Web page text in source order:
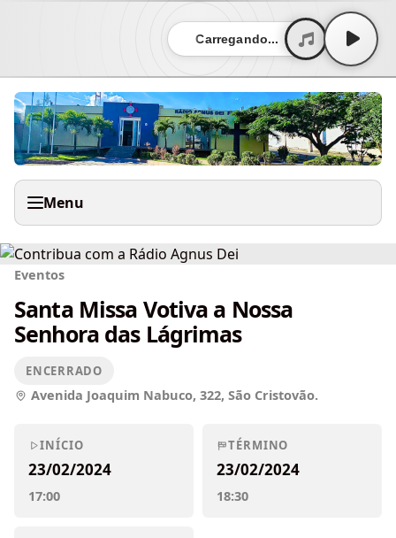
Carregando...
Menu
Eventos
Santa Missa Votiva a Nossa
Senhora das Lágrimas
ENCERRADO
Avenida Joaquim Nabuco, 322, São Cristovão.
INÍCIO
23/02/2024
17:00
TÉRMINO
23/02/2024
18:30